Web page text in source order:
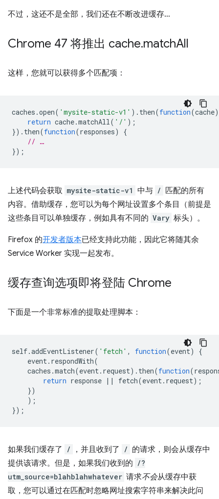
不过，这还不是全部，我们还在不断改进缓存…
Chrome 47 将推出 cache.matchAll
这样，您就可以获得多个匹配项：
caches .open( 'mysite-static-v1' ). then(function(cache)
return cache.matchAll( '/' );
}). then(function(responses)
{
// …
});
上述代码会获取 mysite-static-v1 中与 / 匹配的所有
内容。借助缓存，您可以为每个网址设置多个条目（前提是
这些条目可以单独缓存，例如具有不同的 Vary 标头）。
Firefox 的开发者版本已经支持此功能，因此它将随其余
Service Worker 实现一起发布。
缓存查询选项即将登陆 Chrome
下面是一个非常标准的提取处理脚本：
self.addEventListener( 'fetch' , function(event)
{
event. respondWith(
caches .match(event. request). then(function(
return response || fetch(event. request);
})
);
});
如果我们缓存了 / ，并且收到了 / 的请求，则会从缓存中
提供该请求。但是，如果我们收到的 /?
utm_source=blahblahwhatever 请求不会从缓存中获
取，您可以通过在匹配时忽略网址搜索字符串来解决此问